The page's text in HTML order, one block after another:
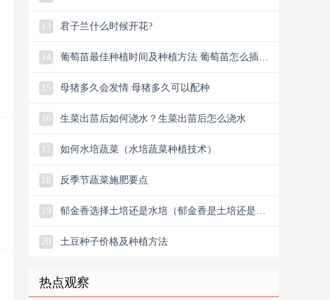
13
君子兰什么时候开花?
14
葡萄苗最佳种植时间及种植方法 葡萄苗怎么插种
15
母猪多久会发情 母猪多久可以配种
16 生菜出苗后如何浇水？生菜出苗后怎么浇水
17 如何水培蔬菜（水培蔬菜种植技术）
18 反季节蔬菜施肥要点
19
郁金香选择土培还是水培（郁金香是土培还是水
20
土豆种子价格及种植方法
热点观察